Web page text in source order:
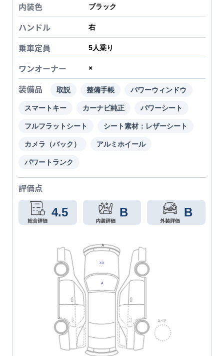
内装色 ブラック
ハンドル 右
乗車定員 5人乗り
ワンオーナー ×
装備品 取説 整備手帳 パワーウィンドウ
スマートキー カーナビ純正 パワーシート
フルフラットシート シート素材：レザーシート
カメラ（バック） アルミホイール
パワートランク
評価点
4.5 B B